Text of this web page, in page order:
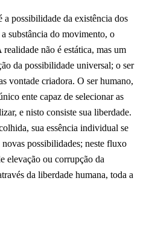
possibilidade da existência dos
substância do movimento, o
não é estática, mas um
da possibilidade universal; o ser
vontade criadora. O ser humano,
ente capaz de selecionar as
e nisto consiste sua liberdade.
sua essência individual se
possibilidades; neste fluxo
elevação ou corrupção da
da liberdade humana, toda a